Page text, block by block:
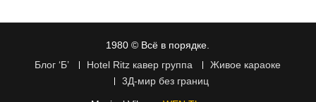
1980 © Всё в порядке.
Блог ‘Б’
Hotel Ritz кавер группа
Живое караоке
3Д-мир без границ